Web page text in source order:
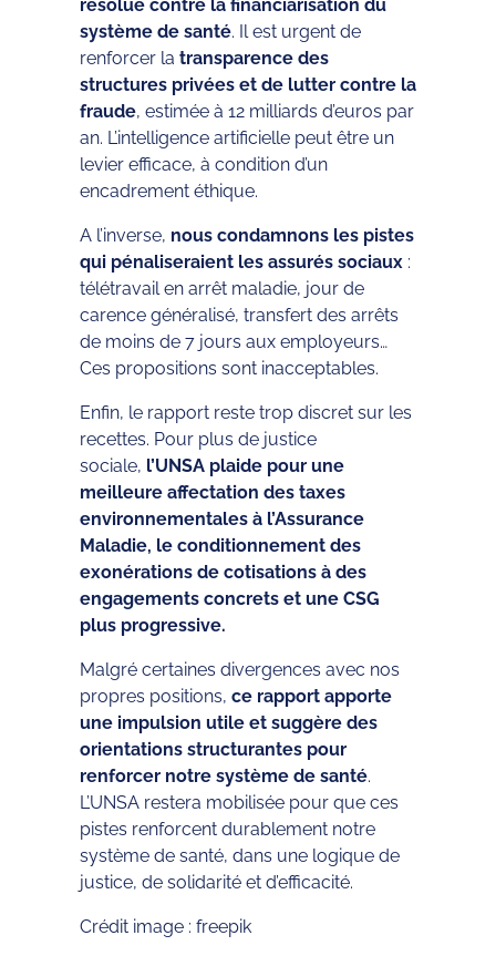
résolue contre la financiarisation du
système de santé. Il est urgent de
renforcer la transparence des
structures privées et de lutter contre la
fraude, estimée à 12 milliards d’euros par
an. L’intelligence artificielle peut être un
levier efficace, à condition d’un
encadrement éthique.
A l’inverse, nous condamnons les pistes
qui pénaliseraient les assurés sociaux :
télétravail en arrêt maladie, jour de
carence généralisé, transfert des arrêts
de moins de 7 jours aux employeurs…
Ces propositions sont inacceptables.
Enfin, le rapport reste trop discret sur les
recettes. Pour plus de justice
sociale, l’UNSA plaide pour une
meilleure affectation des taxes
environnementales à l’Assurance
Maladie, le conditionnement des
exonérations de cotisations à des
engagements concrets et une CSG
plus progressive.
Malgré certaines divergences avec nos
propres positions, ce rapport apporte
une impulsion utile et suggère des
orientations structurantes pour
renforcer notre système de santé.
L’UNSA restera mobilisée pour que ces
pistes renforcent durablement notre
système de santé, dans une logique de
justice, de solidarité et d’efficacité.
Crédit image : freepik